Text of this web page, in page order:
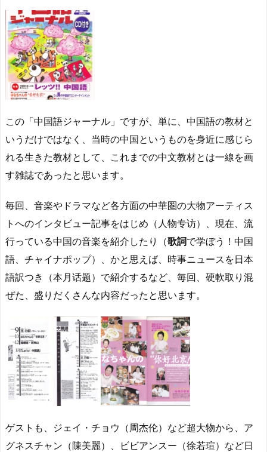
この「中国語ジャーナル」ですが、単に、中国語の教材と
いうだけではなく、当時の中国というものを身近に感じら
れる生きた教材として、これまでの中文教材とは一線を画
す雑誌であったと思います。
毎回、音楽やドラマなど各方面の中華圏の大物アーティス
トへのインタビュー記事をはじめ（人物专访）、現在、流
行っている中国の音楽を紹介したり（歌詞で学ぼう！中国
語、チャイナポップ）、 かと思えば、時事ニュースを日本
語訳つき（本月话题） で紹介するなど、毎回、硬軟取り混
ぜた、盛りだくさんな内容だったと思います。
ゲストも、ジェイ・チョウ（周杰伦）など超大物から、ア
グネスチャン（陳美麗）、ビビアンスー（徐若瑄）など日